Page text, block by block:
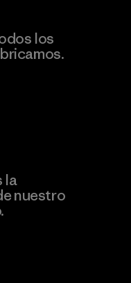
Ltd.
los
la
nuestro